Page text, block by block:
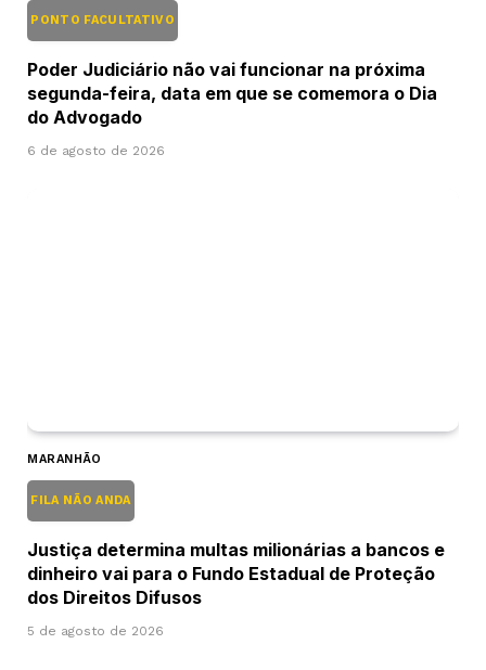
PONTO FACULTATIVO
Poder Judiciário não vai funcionar na próxima
segunda-feira, data em que se comemora o Dia
do Advogado
6 de agosto de 2026
MARANHÃO
FILA NÃO ANDA
Justiça determina multas milionárias a bancos e
dinheiro vai para o Fundo Estadual de Proteção
dos Direitos Difusos
5 de agosto de 2026